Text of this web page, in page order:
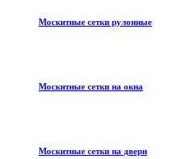
Москитные сетки рулонные
Москитные сетки на окна
Москитные сетки на двери